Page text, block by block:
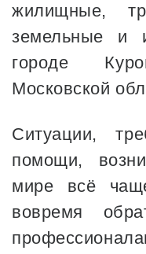
жилищные,
земельные и
городе
Московской
Ситуации,
помощи,
мире всё
вовремя